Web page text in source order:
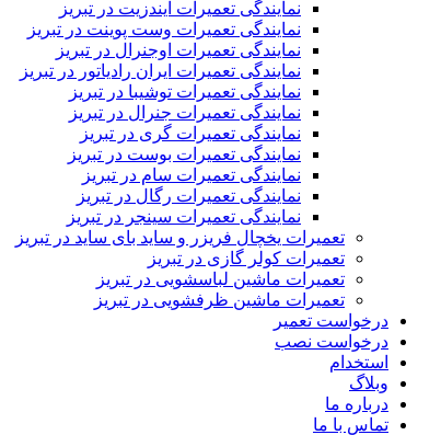
نمایندگی تعمیرات ایندزیت در تبریز
نمایندگی تعمیرات وست پوینت در تبریز
نمایندگی تعمیرات اوجنرال در تبریز
نمایندگی تعمیرات ایران رادیاتور در تبریز
نمایندگی تعمیرات توشیبا در تبریز
نمایندگی تعمیرات جنرال در تبریز
نمایندگی تعمیرات گری در تبریز
نمایندگی تعمیرات بوست در تبریز
نمایندگی تعمیرات سام در تبریز
نمایندگی تعمیرات رگال در تبریز
نمایندگی تعمیرات سینجر در تبریز
تعمیرات یخچال فریزر و ساید بای ساید در تبریز
تعمیرات کولر گازی در تبریز
تعمیرات ماشین لباسشویی در تبریز
تعمیرات ماشین ظرفشویی در تبریز
درخواست تعمیر
درخواست نصب
استخدام
وبلاگ
درباره ما
تماس با ما